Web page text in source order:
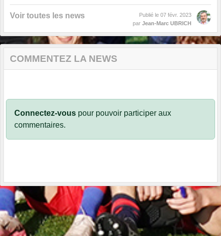
Voir toutes les news Publié le 07 févr. 2023
par Jean-Marc UBRICH
COMMENTEZ LA NEWS
Connectez-vous pour pouvoir participer aux
commentaires.